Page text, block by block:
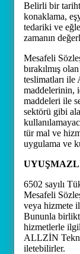
Belirli bir
konaklama,
tedariki ve
zamanın
Mesafeli
bırakılmış
teslimatları ile
maddelerinin,
maddeleri ile
sektörü gibi
tür mal ve
uygulama ve
6502 sayılı
Mesafeli
veya hizmete
Bununla
hizmetlerle
ALLZİN
iletebilirler.